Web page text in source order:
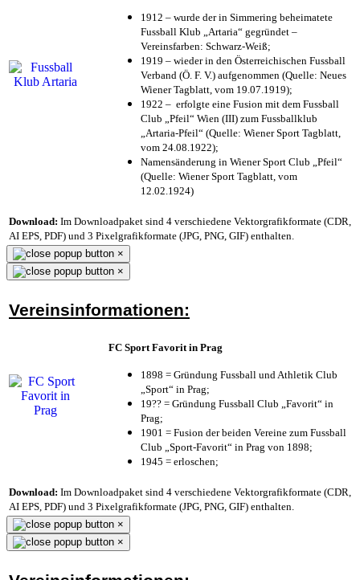
1912 – wurde der in Simmering beheimatete
Fussball Klub „Artaria“ gegründet –
Vereinsfarben: Schwarz-Weiß;
1919 – wieder in den Österreichischen Fussball
Verband (Ö. F. V.) aufgenommen (Quelle: Neues
Wiener Tagblatt, vom 19.07.1919);
1922 – erfolgte eine Fusion mit dem Fussball
Club „Pfeil“ Wien (III) zum Fussballklub
„Artaria-Pfeil“ (Quelle: Wiener Sport Tagblatt,
vom 24.08.1922);
Namensänderung in Wiener Sport Club „Pfeil“
(Quelle: Wiener Sport Tagblatt, vom
12.02.1924)
Download: Im Downloadpaket sind 4 verschiedene Vektorgrafikformate (CDR,
AI EPS, PDF) und 3 Pixelgrafikformate (JPG, PNG, GIF) enthalten.
×
×
Vereinsinformationen:
FC Sport Favorit in Prag
1898 = Gründung Fussball und Athletik Club
„Sport“ in Prag;
19?? = Gründung Fussball Club „Favorit“ in
Prag;
1901 = Fusion der beiden Vereine zum Fussball
Club „Sport-Favorit“ in Prag von 1898;
1945 = erloschen;
Download: Im Downloadpaket sind 4 verschiedene Vektorgrafikformate (CDR,
AI EPS, PDF) und 3 Pixelgrafikformate (JPG, PNG, GIF) enthalten.
×
×